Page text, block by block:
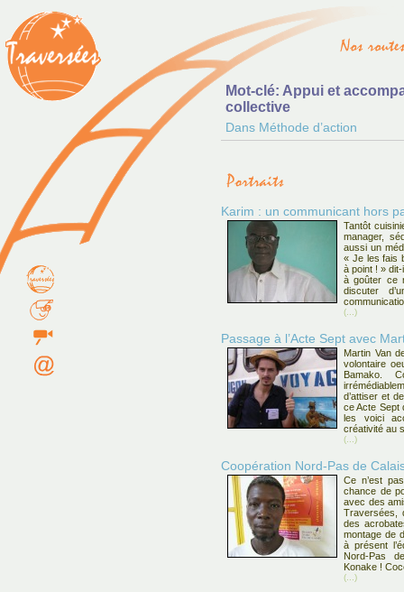
Mot-clé: Appui et
collective
Dans Méthode d’action
Karim : un communicant hors
Tantôt
manager,
aussi un
« Je les fais
à point ! »
à goûter ce
discuter
(...)
Passage à l’Acte Sept avec
Martin Van
volontaire
Bamako.
d’attiser et
ce Acte Sept
les voici
créativité au
(...)
Coopération Nord-Pas de
Ce n’est
chance de
avec des
Traversées,
des
montage de
à présent
Nord-Pas
Konake !
(...)